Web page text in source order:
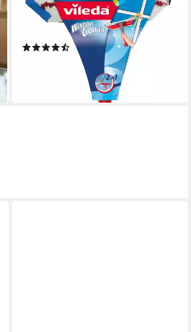
WASHER 2in1 +
Teleskopstange
(9)
lieferbar - in 3-4 Werktagen bei dir